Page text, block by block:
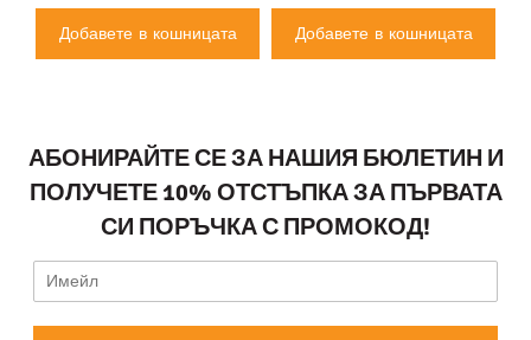
Добавете в кошницата Добавете в кошницата
АБОНИРАЙТЕ СЕ ЗА НАШИЯ БЮЛЕТИН И
ПОЛУЧЕТЕ 10% ОТСТЪПКА ЗА ПЪРВАТА
СИ ПОРЪЧКА С ПРОМОКОД!